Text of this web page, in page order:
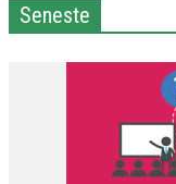
Seneste